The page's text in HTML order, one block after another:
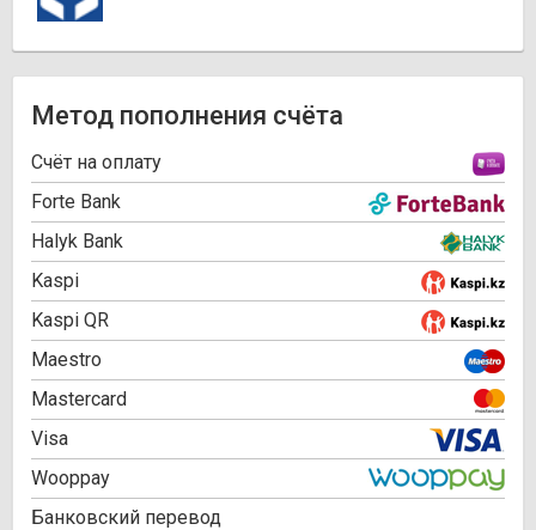
Метод пополнения счёта
Cчёт на оплату
Forte Bank
Halyk Bank
Kaspi
Kaspi QR
Maestro
Mastercard
Visa
Wooppay
Банковский перевод